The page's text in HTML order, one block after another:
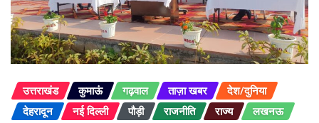
उत्तराखंड कुमाऊं गढ़वाल ताज़ा खबर
देश/दुनिया
देहरादून
नई दिल्ली पौड़ी राजनीति राज्य
लखनऊ